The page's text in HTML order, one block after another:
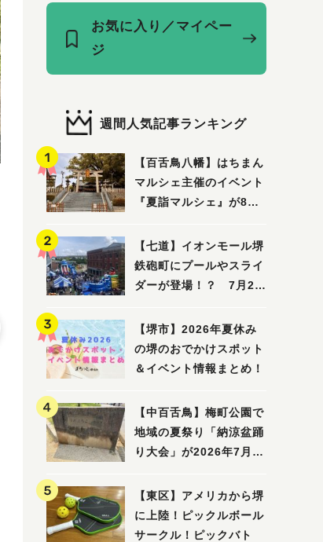
お気に入り／マイペー
ジ
週間人気記事ランキング
【百舌鳥八幡】はちまん
マルシェ主催のイベント
『夏詣マルシェ』が8月2
【七道】イオンモール堺
鉄砲町にプールやスライ
ダーが登場！？ 7月25
「赤レンガ広場 Kid's
Water PARK 2026」が
開催
【堺市】2026年夏休み
の堺のおでかけスポット
＆イベント情報まとめ！
【中百舌鳥】梅町公園で
地域の夏祭り「納涼盆踊
り大会」が2026年7月26
【東区】アメリカから堺
に上陸！ピックルボール
サークル！ピックバト